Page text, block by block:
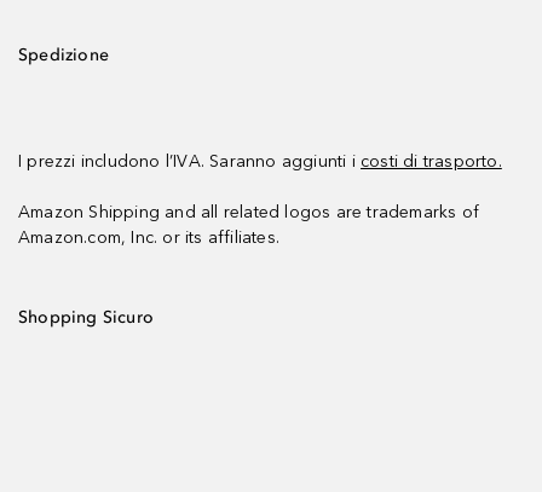
Spedizione
I prezzi includono l’IVA. Saranno aggiunti i costi di trasporto.
Amazon Shipping and all related logos are trademarks of
Amazon.com, Inc. or its affiliates.
Shopping Sicuro